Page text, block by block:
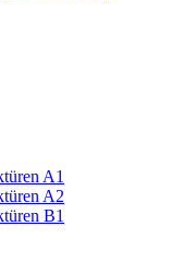
A1
A2
B1